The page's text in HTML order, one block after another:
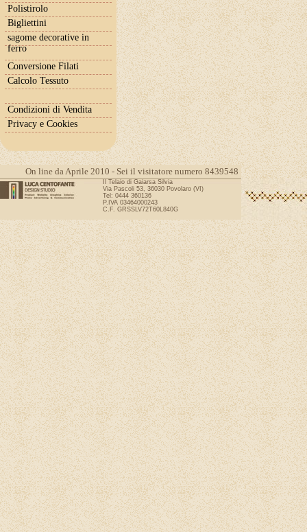
Polistirolo
Bigliettini
sagome decorative in
ferro
Conversione Filati
Calcolo Tessuto
Condizioni di Vendita
Privacy e Cookies
On line da Aprile 2010 - Sei il visitatore numero 8439548
Il Telaio di Gaiarsa Silvia
Via Pascoli 53, 36030 Povolaro (VI)
Tel: 0444 360136
P.IVA 03464000243
C.F. GRSSLV72T60L840G